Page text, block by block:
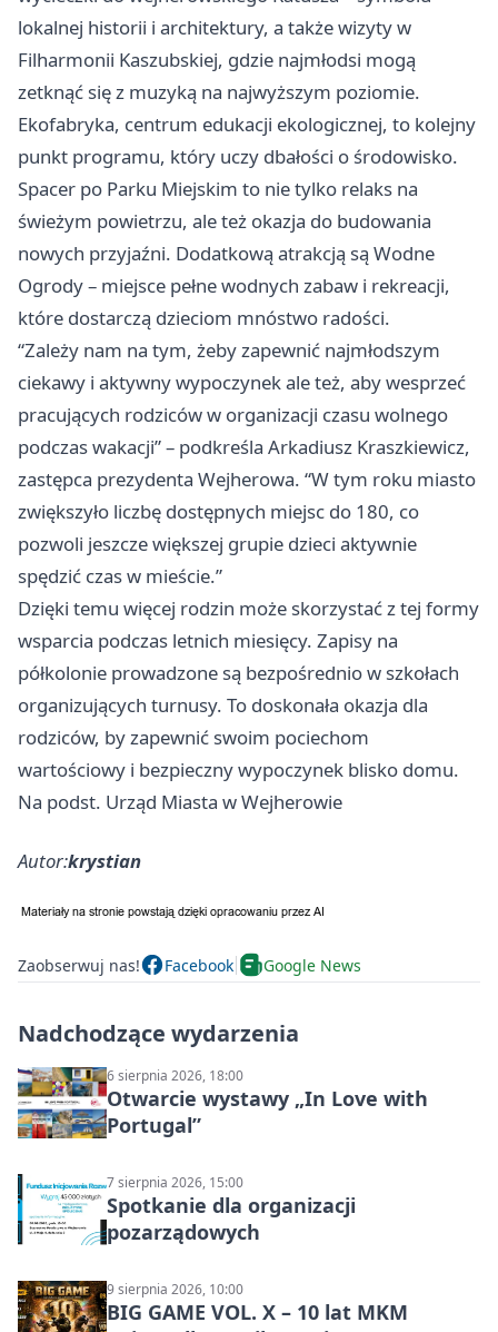
lokalnej historii i architektury, a także wizyty w
Filharmonii Kaszubskiej, gdzie najmłodsi mogą
zetknąć się z muzyką na najwyższym poziomie.
Ekofabryka, centrum edukacji ekologicznej, to kolejny
punkt programu, który uczy dbałości o środowisko.
Spacer po Parku Miejskim to nie tylko relaks na
świeżym powietrzu, ale też okazja do budowania
nowych przyjaźni. Dodatkową atrakcją są Wodne
Ogrody – miejsce pełne wodnych zabaw i rekreacji,
które dostarczą dzieciom mnóstwo radości.
“Zależy nam na tym, żeby zapewnić najmłodszym
ciekawy i aktywny wypoczynek ale też, aby wesprzeć
pracujących rodziców w organizacji czasu wolnego
podczas wakacji” – podkreśla Arkadiusz Kraszkiewicz,
zastępca prezydenta Wejherowa. “W tym roku miasto
zwiększyło liczbę dostępnych miejsc do 180, co
pozwoli jeszcze większej grupie dzieci aktywnie
spędzić czas w mieście.”
Dzięki temu więcej rodzin może skorzystać z tej formy
wsparcia podczas letnich miesięcy. Zapisy na
półkolonie prowadzone są bezpośrednio w szkołach
organizujących turnusy. To doskonała okazja dla
rodziców, by zapewnić swoim pociechom
wartościowy i bezpieczny wypoczynek blisko domu.
Na podst. Urząd Miasta w Wejherowie
Autor:krystian
Zaobserwuj nas! Facebook Google News
Nadchodzące wydarzenia
6 sierpnia 2026, 18:00
Otwarcie wystawy „In Love with
Portugal”
7 sierpnia 2026, 15:00
Spotkanie dla organizacji
pozarządowych
9 sierpnia 2026, 10:00
BIG GAME VOL. X – 10 lat MKM